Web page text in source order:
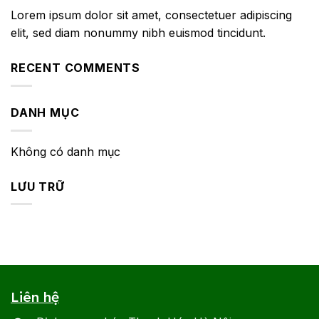
Lorem ipsum dolor sit amet, consectetuer adipiscing
elit, sed diam nonummy nibh euismod tincidunt.
RECENT COMMENTS
DANH MỤC
Không có danh mục
LƯU TRỮ
Liên hệ